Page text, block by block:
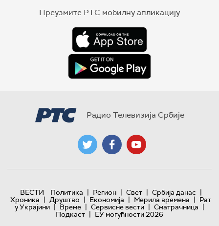
Преузмите РТС мобилну апликацију
Радио Телевизија Србије
ВЕСТИ Политика | Регион | Свет | Србија данас |
Хроника | Друштво | Економија | Мерила времена | Рат
у Украјини | Време | Сервисне вести | Сматрачница |
Подкаст | ЕУ могућности 2026